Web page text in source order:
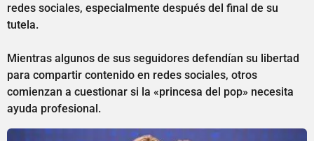
redes sociales, especialmente después del final de su
tutela.
Mientras algunos de sus seguidores defendían su libertad
para compartir contenido en redes sociales, otros
comienzan a cuestionar si la «princesa del pop» necesita
ayuda profesional.